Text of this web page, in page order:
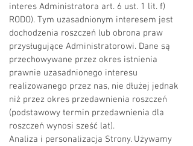
interes Administratora art. 6 ust. 1 lit. f)
RODO). Tym uzasadnionym interesem jest
dochodzenia roszczeń lub obrona praw
przysługujące Administratorowi. Dane są
przechowywane przez okres istnienia
prawnie uzasadnionego interesu
realizowanego przez nas, nie dłużej jednak
niż przez okres przedawnienia roszczeń
(podstawowy termin przedawnienia dla
roszczeń wynosi sześć lat).
Analiza i personalizacja Strony. Używamy